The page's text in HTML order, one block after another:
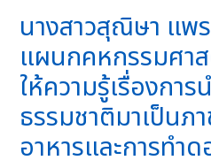
นางสาวสุณิษา แพ
แผนกคหกรรมศา
ให้ความรู้เรื่องการ
ธรรมชาติมาเป็นภา
อาหารและการทำ